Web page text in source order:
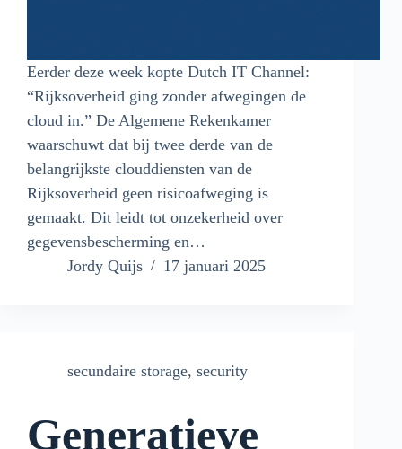
Eerder deze week kopte Dutch IT Channel:
“Rijksoverheid ging zonder afwegingen de
cloud in.” De Algemene Rekenkamer
waarschuwt dat bij twee derde van de
belangrijkste clouddiensten van de
Rijksoverheid geen risicoafweging is
gemaakt. Dit leidt tot onzekerheid over
gegevensbescherming en…
Jordy Quijs
17 januari 2025
secundaire storage, security
Generatieve